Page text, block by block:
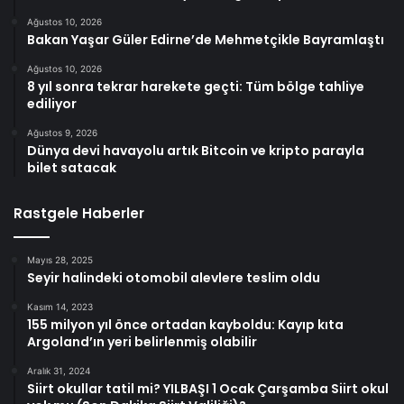
Ağustos 10, 2026
Bakan Yaşar Güler Edirne’de Mehmetçikle Bayramlaştı
Ağustos 10, 2026
8 yıl sonra tekrar harekete geçti: Tüm bölge tahliye
ediliyor
Ağustos 9, 2026
Dünya devi havayolu artık Bitcoin ve kripto parayla
bilet satacak
Rastgele Haberler
Mayıs 28, 2025
Seyir halindeki otomobil alevlere teslim oldu
Kasım 14, 2023
155 milyon yıl önce ortadan kayboldu: Kayıp kıta
Argoland’ın yeri belirlenmiş olabilir
Aralık 31, 2024
Siirt okullar tatil mi? YILBAŞI 1 Ocak Çarşamba Siirt okul